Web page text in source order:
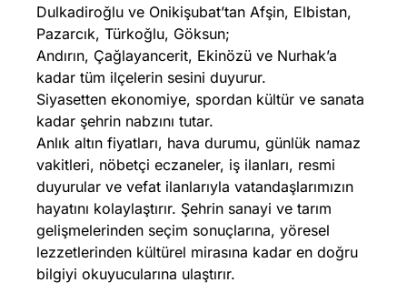
Dulkadiroğlu ve Onikişubat’tan Afşin, Elbistan,
Pazarcık, Türkoğlu, Göksun;
Andırın, Çağlayancerit, Ekinözü ve Nurhak’a
kadar tüm ilçelerin sesini duyurur.
Siyasetten ekonomiye, spordan kültür ve sanata
kadar şehrin nabzını tutar.
Anlık altın fiyatları, hava durumu, günlük namaz
vakitleri, nöbetçi eczaneler, iş ilanları, resmi
duyurular ve vefat ilanlarıyla vatandaşlarımızın
hayatını kolaylaştırır. Şehrin sanayi ve tarım
gelişmelerinden seçim sonuçlarına, yöresel
lezzetlerinden kültürel mirasına kadar en doğru
bilgiyi okuyucularına ulaştırır.